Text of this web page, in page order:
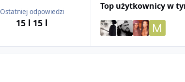
Ostatniej odpowiedzi
15 l 15 l
Top użytkownicy w